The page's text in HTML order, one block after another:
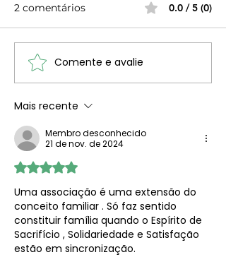
Eleições para os
Corpos Sociais
2 comentários 0.0 / 5 (0)
Comente e avalie
Mais recente
Membro desconhecido
21 de nov. de 2024
Avaliado com 5 de 5 estrelas.
Uma associação é uma extensão do
conceito familiar . Só faz sentido
constituir família quando o Espírito de
Sacrifício , Solidariedade e Satisfação
estão em sincronização.